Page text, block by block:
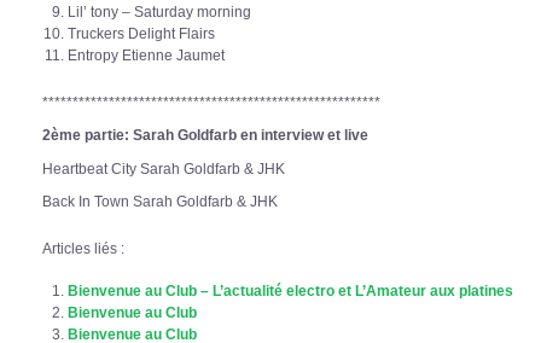
Lil’ tony – Saturday morning
Truckers Delight Flairs
Entropy Etienne Jaumet
********************************************************
2ème partie: Sarah Goldfarb en interview et live
Heartbeat City Sarah Goldfarb & JHK
Back In Town Sarah Goldfarb & JHK
Articles liés :
Bienvenue au Club – L’actualité electro et L’Amateur aux platines
Bienvenue au Club
Bienvenue au Club